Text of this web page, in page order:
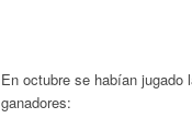
En octubre se habían jugado
ganadores: